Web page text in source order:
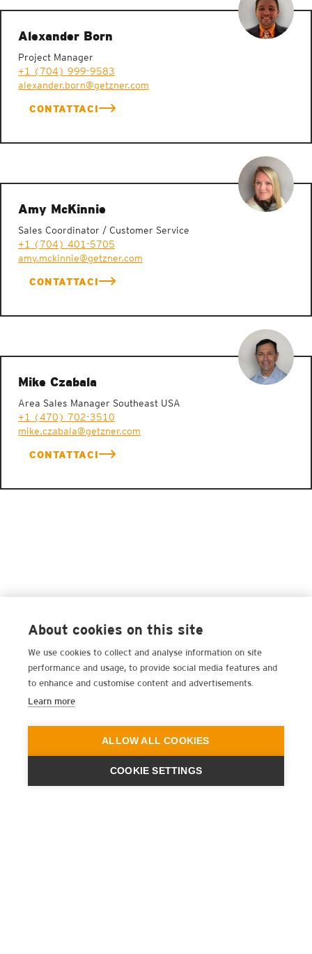
Alexander Born
Project Manager
+1 (704) 999-9583
alexander.born@getzner.com
CONTATTACI
Amy McKinnie
Sales Coordinator / Customer Service
+1 (704) 401-5705
amy.mckinnie@getzner.com
CONTATTACI
Mike Czabala
Area Sales Manager Southeast USA
+1 (470) 702-3510
mike.czabala@getzner.com
CONTATTACI
About cookies on this site
We use cookies to collect and analyse information on site
performance and usage, to provide social media features and
to enhance and customise content and advertisements.
Learn more
ALLOW ALL COOKIES
COOKIE SETTINGS